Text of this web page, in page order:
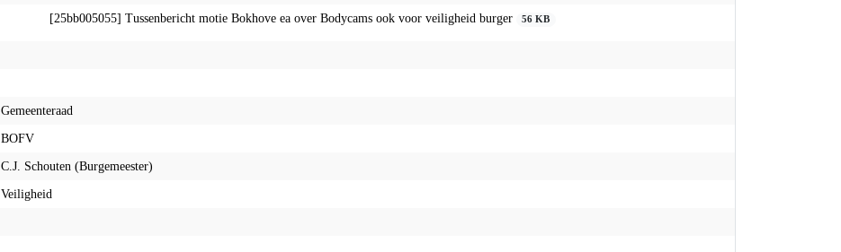
[25bb005055] Tussenbericht motie Bokhove ea over Bodycams ook voor veiligheid burger 56 KB
Gemeenteraad
BOFV
C.J. Schouten (Burgemeester)
Veiligheid